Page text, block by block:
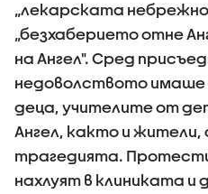
„лекарската
„безхаберието отне
на Ангел". Сред
недоволството
деца, учителите от
Ангел, както и жители,
трагедията.
нахлуят в клиниката и